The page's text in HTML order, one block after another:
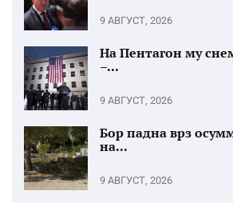
9 АВГУСТ, 2026
На Пентагон му
–...
9 АВГУСТ, 2026
Бор падна врз
на...
9 АВГУСТ, 2026